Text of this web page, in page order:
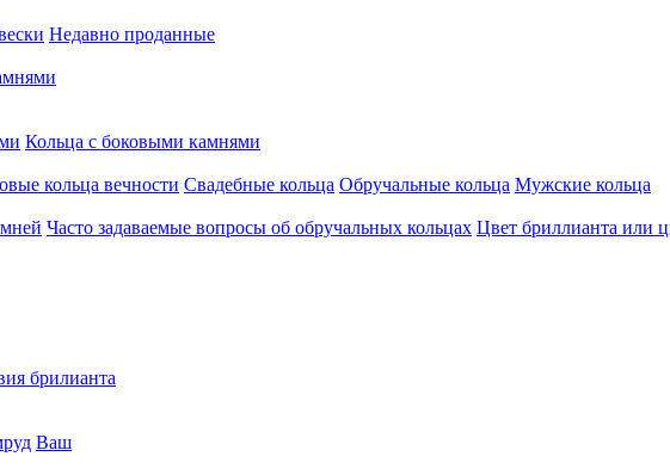
Недавно проданные
Кольца c боковыми камнями
кольца вечности Свадебные кольца Обручальные кольца Мужские кольца
Часто задаваемые вопросы об обручальных кольцах Цвет бриллианта или
брилианта
Ваш